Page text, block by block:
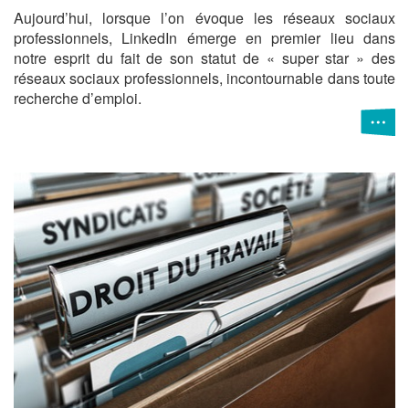
Aujourd’hui, lorsque l’on évoque les réseaux sociaux
professionnels, LinkedIn émerge en premier lieu dans
notre esprit du fait de son statut de « super star » des
réseaux sociaux professionnels, incontournable dans toute
recherche d’emploi.